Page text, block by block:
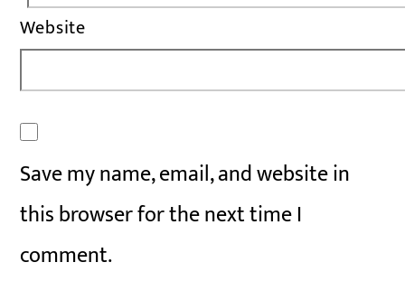
Website
Save my name, email, and website in
this browser for the next time I
comment.